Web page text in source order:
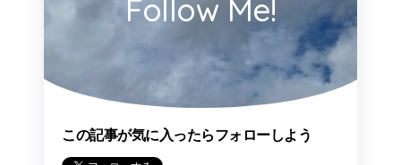
Follow Me!
この記事が気に入ったらフォローしよう